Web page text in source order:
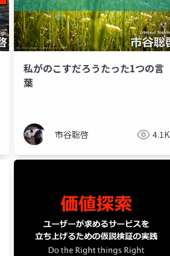
私がのこすだろうたった1つの言
葉
市谷聡啓 4.1K